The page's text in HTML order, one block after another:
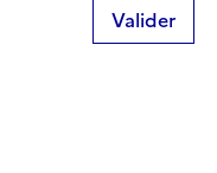
Valider